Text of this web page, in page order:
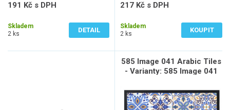
191 Kč s DPH
Skladem
2 ks
DETAIL
217 Kč s DPH
Skladem
2 ks
KOUPIT
585 Image 041 Arabic Tiles
- Varianty: 585 Image 041